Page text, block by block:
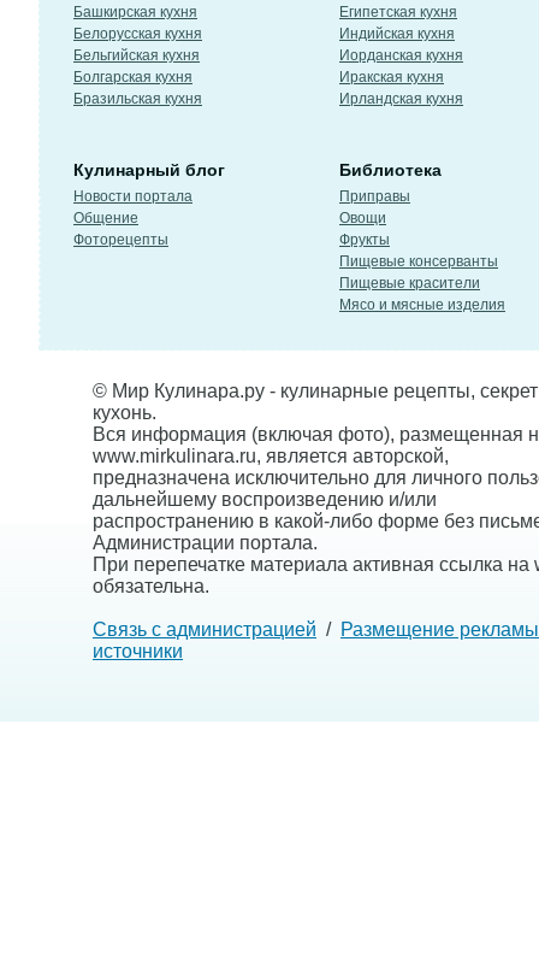
Башкирская кухня
Белорусская кухня
Бельгийская кухня
Болгарская кухня
Бразильская кухня
Египетская кухня
Индийская кухня
Иорданская кухня
Иракская кухня
Ирландская кухня
Кулинарный блог
Новости портала
Общение
Фоторецепты
Библиотека
Приправы
Овощи
Фрукты
Пищевые консерванты
Пищевые красители
Мясо и мясные изделия
© Мир Кулинара.ру - кулинарные рецепты,
кухонь.
Вся информация (включая фото), размещенная
www.mirkulinara.ru, является авторской,
предназначена исключительно для личного
дальнейшему воспроизведению и/или
распространению в какой-либо форме без
Администрации портала.
При перепечатке материала активная ссылка на
обязательна.
Связь с администрацией / Размещение рекламы
источники